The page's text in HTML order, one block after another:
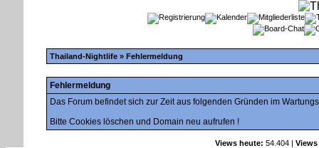
Thailand-Nightlife » Fehlermeldung
Fehlermeldung
Das Forum befindet sich zur Zeit aus folgenden Gründen im
Bitte Cookies löschen und Domain neu aufrufen !
Views heute: 54.404 |